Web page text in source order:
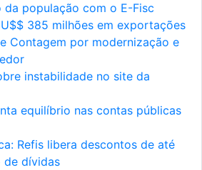
população com o E-Fisc
385 milhões em exportações
Contagem por modernização e
instabilidade no site da
equilíbrio nas contas públicas
Refis libera descontos de até
de dívidas